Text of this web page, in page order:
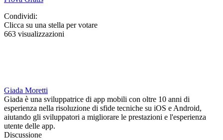
Condividi:
Clicca su una stella per votare
663 visualizzazioni
Giada Moretti
Giada è una sviluppatrice di app mobili con oltre 10 anni di
esperienza nella risoluzione di sfide tecniche su iOS e Android,
aiutando gli sviluppatori a migliorare le prestazioni e l'esperienza
utente delle app.
Discussione